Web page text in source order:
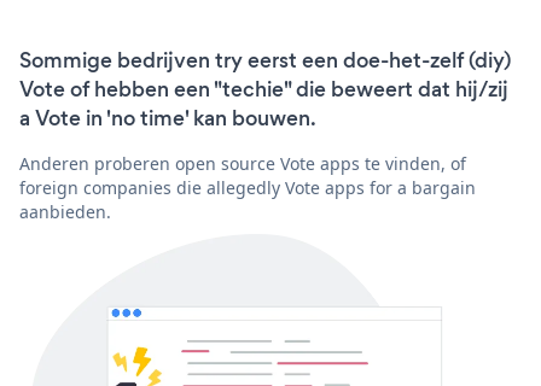
Sommige bedrijven try eerst een doe-het-zelf (diy)
Vote of hebben een "techie" die beweert dat hij/zij
a Vote in 'no time' kan bouwen.
Anderen proberen open source Vote apps te vinden, of
foreign companies die allegedly Vote apps for a bargain
aanbieden.